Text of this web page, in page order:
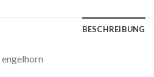
BESCHREIBUNG